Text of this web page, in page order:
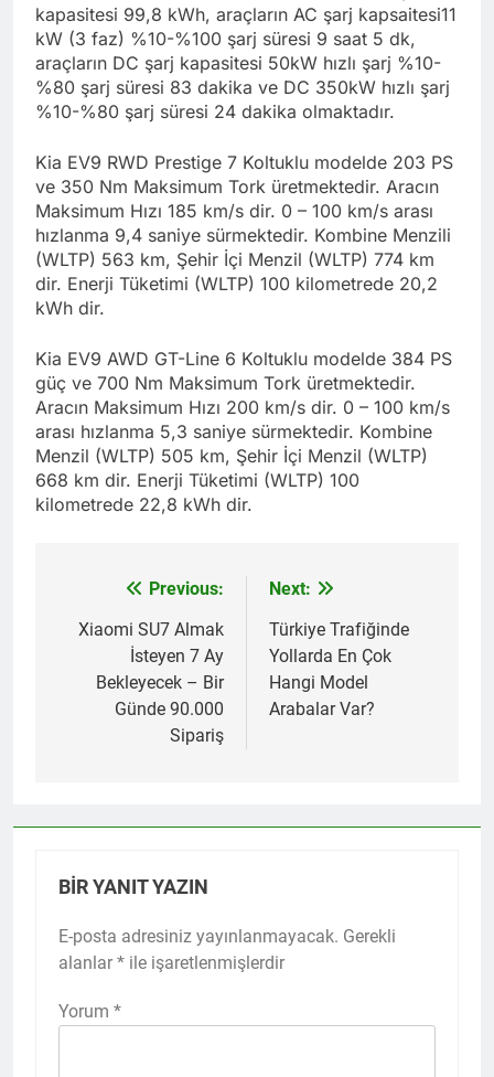
kapasitesi 99,8 kWh, araçların AC şarj kapsaitesi11
kW (3 faz) %10-%100 şarj süresi 9 saat 5 dk,
araçların DC şarj kapasitesi 50kW hızlı şarj %10-
%80 şarj süresi 83 dakika ve DC 350kW hızlı şarj
%10-%80 şarj süresi 24 dakika olmaktadır.
Kia EV9 RWD Prestige 7 Koltuklu modelde 203 PS
ve 350 Nm Maksimum Tork üretmektedir. Aracın
Maksimum Hızı 185 km/s dir. 0 – 100 km/s arası
hızlanma 9,4 saniye sürmektedir. Kombine Menzili
(WLTP) 563 km, Şehir İçi Menzil (WLTP) 774 km
dir. Enerji Tüketimi (WLTP) 100 kilometrede 20,2
kWh dir.
Kia EV9 AWD GT-Line 6 Koltuklu modelde 384 PS
güç ve 700 Nm Maksimum Tork üretmektedir.
Aracın Maksimum Hızı 200 km/s dir. 0 – 100 km/s
arası hızlanma 5,3 saniye sürmektedir. Kombine
Menzil (WLTP) 505 km, Şehir İçi Menzil (WLTP)
668 km dir. Enerji Tüketimi (WLTP) 100
kilometrede 22,8 kWh dir.
gezinmesi
Previous:
Xiaomi SU7 Almak
İsteyen 7 Ay
Bekleyecek – Bir
Günde 90.000
Sipariş
Next:
Türkiye Trafiğinde
Yollarda En Çok
Hangi Model
Arabalar Var?
BIR YANIT YAZIN
E-posta adresiniz yayınlanmayacak. Gerekli
alanlar * ile işaretlenmişlerdir
Yorum *